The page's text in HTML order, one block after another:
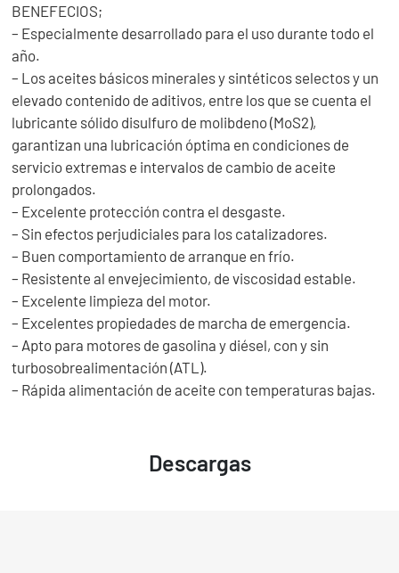
Descargas
BENEFECIOS;
– Especialmente desarrollado para el uso durante todo el
año.
– Los aceites básicos minerales y sintéticos selectos y un
elevado contenido de aditivos, entre los que se cuenta el
lubricante sólido disulfuro de molibdeno (MoS2),
garantizan una lubricación óptima en condiciones de
servicio extremas e intervalos de cambio de aceite
prolongados.
– Excelente protección contra el desgaste.
– Sin efectos perjudiciales para los catalizadores.
– Buen comportamiento de arranque en frío.
– Resistente al envejecimiento, de viscosidad estable.
– Excelente limpieza del motor.
– Excelentes propiedades de marcha de emergencia.
– Apto para motores de gasolina y diésel, con y sin
turbosobrealimentación (ATL).
– Rápida alimentación de aceite con temperaturas bajas.